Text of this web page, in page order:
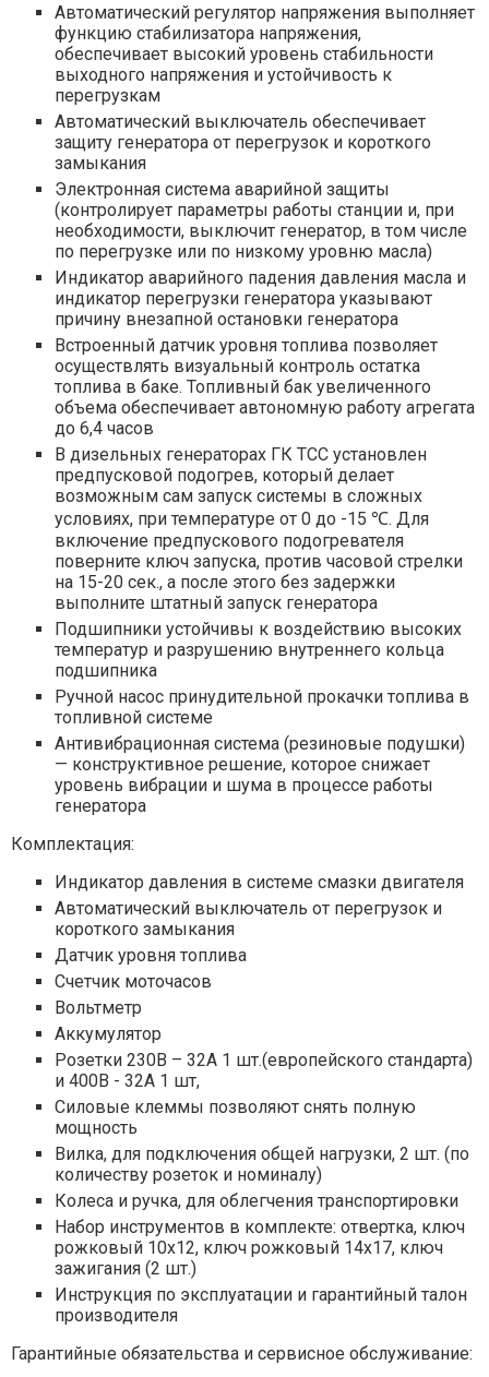
Автоматический регулятор напряжения выполняет
функцию стабилизатора напряжения,
обеспечивает высокий уровень стабильности
выходного напряжения и устойчивость к
перегрузкам
Автоматический выключатель обеспечивает
защиту генератора от перегрузок и короткого
замыкания
Электронная система аварийной защиты
(контролирует параметры работы станции и, при
необходимости, выключит генератор, в том числе
по перегрузке или по низкому уровню масла)
Индикатор аварийного падения давления масла и
индикатор перегрузки генератора указывают
причину внезапной остановки генератора
Встроенный датчик уровня топлива позволяет
осуществлять визуальный контроль остатка
топлива в баке. Топливный бак увеличенного
объема обеспечивает автономную работу агрегата
до 6,4 часов
В дизельных генераторах ГК ТСС установлен
предпусковой подогрев, который делает
возможным сам запуск системы в сложных
условиях, при температуре от 0 до -15 ℃. Для
включение предпускового подогревателя
поверните ключ запуска, против часовой стрелки
на 15-20 сек., а после этого без задержки
выполните штатный запуск генератора
Подшипники устойчивы к воздействию высоких
температур и разрушению внутреннего кольца
подшипника
Ручной насос принудительной прокачки топлива в
топливной системе
Антивибрационная система (резиновые подушки)
— конструктивное решение, которое снижает
уровень вибрации и шума в процессе работы
генератора
Комплектация:
Индикатор давления в системе смазки двигателя
Автоматический выключатель от перегрузок и
короткого замыкания
Датчик уровня топлива
Счетчик моточасов
Вольтметр
Аккумулятор
Розетки 230В – 32А 1 шт.(европейского стандарта)
и 400В - 32А 1 шт,
Силовые клеммы позволяют снять полную
мощность
Вилка, для подключения общей нагрузки, 2 шт. (по
количеству розеток и номиналу)
Колеса и ручка, для облегчения транспортировки
Набор инструментов в комплекте: отвертка, ключ
рожковый 10х12, ключ рожковый 14х17, ключ
зажигания (2 шт.)
Инструкция по эксплуатации и гарантийный талон
производителя
Гарантийные обязательства и сервисное обслуживание: